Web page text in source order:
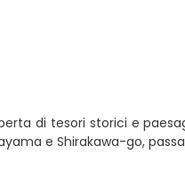
di tesori storici e
e Shirakawa-go,